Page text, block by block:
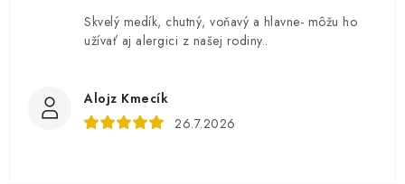
Skvelý medík, chutný, voňavý a hlavne- môžu ho
užívať aj alergici z našej rodiny..
Alojz Kmecík
26.7.2026